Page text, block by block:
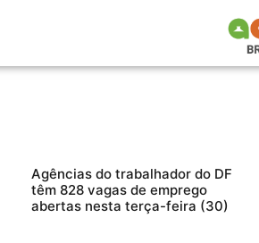
Agências do trabalhador do DF
têm 828 vagas de emprego
abertas nesta terça-feira (30)